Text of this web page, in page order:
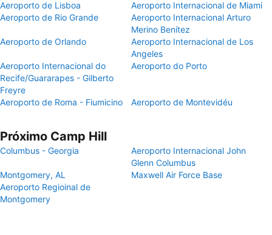
Aeroporto de Lisboa
Aeroporto Internacional de Miami
Aeroporto de Rio Grande
Aeroporto Internacional Arturo
Merino Benítez
Aeroporto de Orlando
Aeroporto Internacional de Los
Angeles
Aeroporto Internacional do
Recife/Guararapes - Gilberto
Freyre
Aeroporto do Porto
Aeroporto de Roma - Fiumicino Aeroporto de Montevidéu
Próximo Camp Hill
Columbus - Georgia
Aeroporto Internacional John
Glenn Columbus
Montgomery, AL
Maxwell Air Force Base
Aeroporto Regioinal de
Montgomery